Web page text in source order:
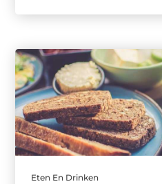
Eten En Drinken